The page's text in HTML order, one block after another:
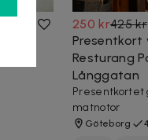
i
250 kr425 kr
Presentkort
Resturang
Långgatan
Presentkortet
matnotor
Göteborg